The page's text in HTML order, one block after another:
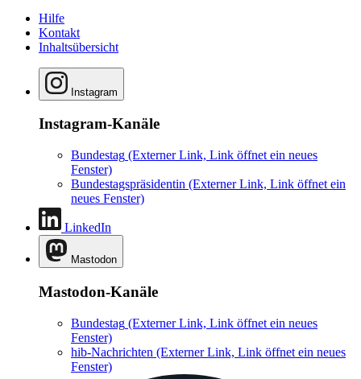
Hilfe
Kontakt
Inhaltsübersicht
Instagram
Instagram-Kanäle
Bundestag (Externer Link, Link öffnet ein neues
Fenster)
Bundestagspräsidentin (Externer Link, Link öffnet ein
neues Fenster)
LinkedIn
Mastodon
Mastodon-Kanäle
Bundestag (Externer Link, Link öffnet ein neues
Fenster)
hib-Nachrichten (Externer Link, Link öffnet ein neues
Fenster)